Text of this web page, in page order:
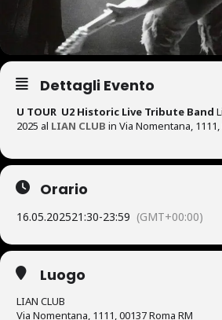
Dettagli Evento
U TOUR U2 Historic Live Tribute Band
2025 al LIAN CLUB in Via Nomentana, 1111,
Orario
16.05.202521:30-23:59 (GMT+00:00)
Luogo
LIAN CLUB
Via Nomentana, 1111, 00137 Roma RM